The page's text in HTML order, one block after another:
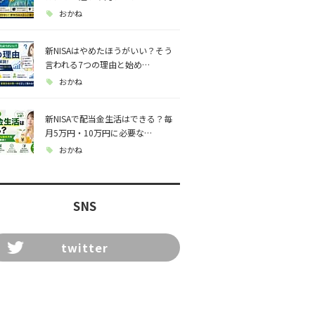
おかね
新NISAはやめたほうがいい？そう
言われる7つの理由と始め…
おかね
新NISAで配当金生活はできる？毎
月5万円・10万円に必要な…
おかね
SNS
twitter